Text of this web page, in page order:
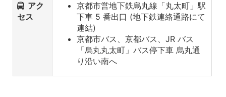
アク
セス
京都市営地下鉄烏丸線「丸太町」駅
下車 5 番出口 (地下鉄連絡通路にて
連結)
京都市バス、京都バス、JR バス
「烏丸丸太町」バス停下車 烏丸通
り沿い南へ